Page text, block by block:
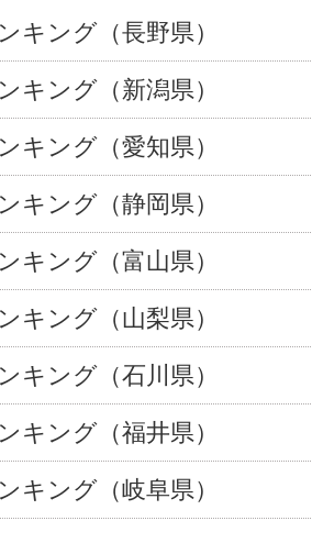
キング（長野県）
キング（新潟県）
キング（愛知県）
キング（静岡県）
キング（富山県）
キング（山梨県）
キング（石川県）
キング（福井県）
キング（岐阜県）